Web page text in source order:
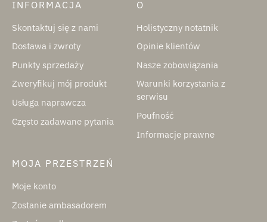
INFORMACJA
Skontaktuj się z nami
Dostawa i zwroty
Punkty sprzedaży
Zweryfikuj mój produkt
Usługa naprawcza
Często zadawane pytania
O
Holistyczny notatnik
Opinie klientów
Nasze zobowiązania
Warunki korzystania z
serwisu
Poufność
Informacje prawne
MOJA PRZESTRZEŃ
Moje konto
Zostanie ambasadorem